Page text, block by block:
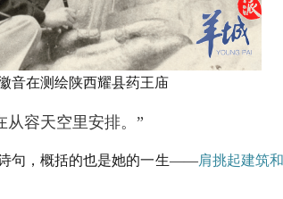
音在测绘陕西耀县药王庙
从容天空里安排。”
句，概括的也是她的一生——肩挑起建筑